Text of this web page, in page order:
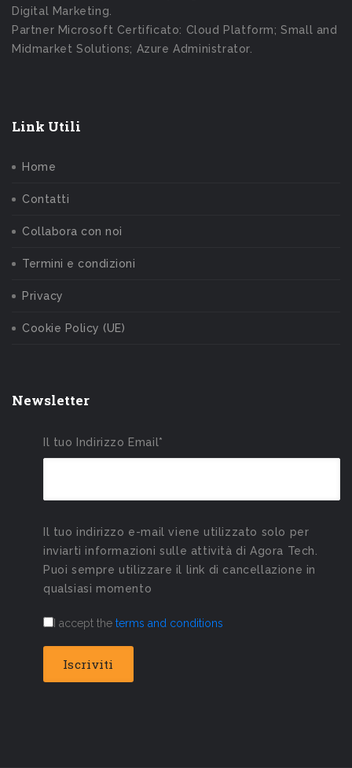
Digital Marketing.
Partner Microsoft Certificato: Cloud Platform; Small and
Midmarket Solutions; Azure Administrator.
Link Utili
Home
Contatti
Collabora con noi
Termini e condizioni
Privacy
Cookie Policy (UE)
Newsletter
Il tuo Indirizzo Email*
Il tuo indirizzo e-mail viene utilizzato solo per
inviarti informazioni sulle attività di Agora Tech.
Puoi sempre utilizzare il link di cancellazione in
qualsiasi momento
I accept the terms and conditions